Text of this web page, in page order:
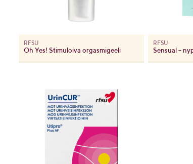
RFSU
Oh Yes! Stimuloiva orgasmigeeli
RFSU